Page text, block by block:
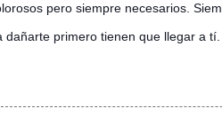
pero siempre necesarios.
dañarte primero tienen que llegar a